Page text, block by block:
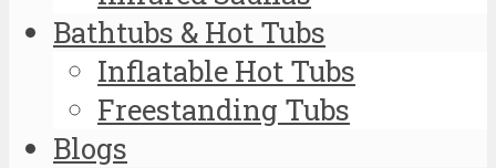
Bathtubs & Hot Tubs
Inflatable Hot Tubs
Freestanding Tubs
Blogs